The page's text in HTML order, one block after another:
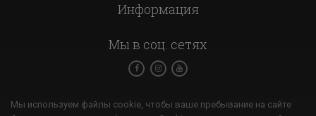
Информация
Мы в соц. сетях
Мы используем файлы cookie, чтобы ваше пребывание на сайте